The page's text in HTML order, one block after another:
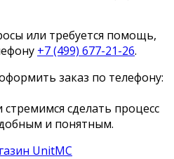
или требуется помощь,
+7 (499) 677-21-26.
заказ по телефону:
сделать процесс
и понятным.
UnitMC